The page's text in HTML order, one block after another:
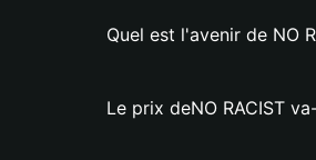
Quel est l'avenir de NO
Le prix deNO RACIST